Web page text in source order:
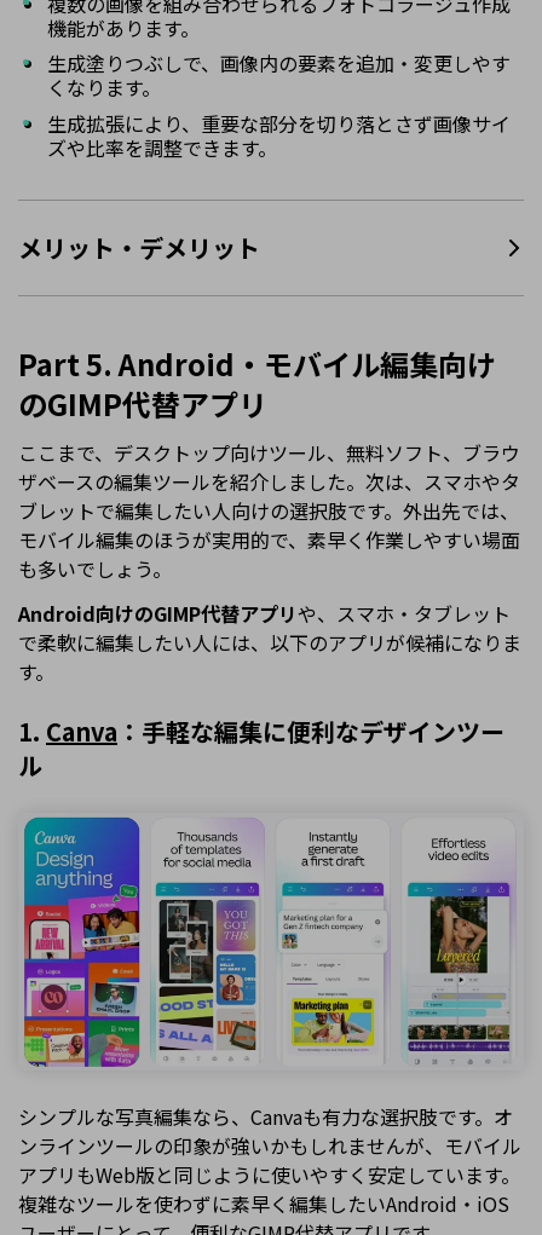
機能があります。
生成塗りつぶしで、画像内の要素を追加・変更しやす
くなります。
生成拡張により、重要な部分を切り落とさず画像サイ
ズや比率を調整できます。
メリット・デメリット
Part 5. Android・モバイル編集向け
のGIMP代替アプリ
ここまで、デスクトップ向けツール、無料ソフト、ブラウ
ザベースの編集ツールを紹介しました。次は、スマホやタ
ブレットで編集したい人向けの選択肢です。外出先では、
モバイル編集のほうが実用的で、素早く作業しやすい場面
も多いでしょう。
Android向けのGIMP代替アプリや、スマホ・タブレット
で柔軟に編集したい人には、以下のアプリが候補になりま
す。
1. Canva ：手軽な編集に便利なデザインツー
ル
シンプルな写真編集なら、Canvaも有力な選択肢です。オ
ンラインツールの印象が強いかもしれませんが、モバイル
アプリもWeb版と同じように使いやすく安定しています。
複雑なツールを使わずに素早く編集したいAndroid・iOS